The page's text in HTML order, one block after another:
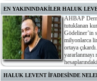
EN YAKININDAKİLER HALUK
AHBAP
tutuklanan
Gödeliner’in
milyonlarca
ortaya
yararlanmayı
tek sorumlusunun Haluk Levent
HALUK LEVENT İFADESİNDE